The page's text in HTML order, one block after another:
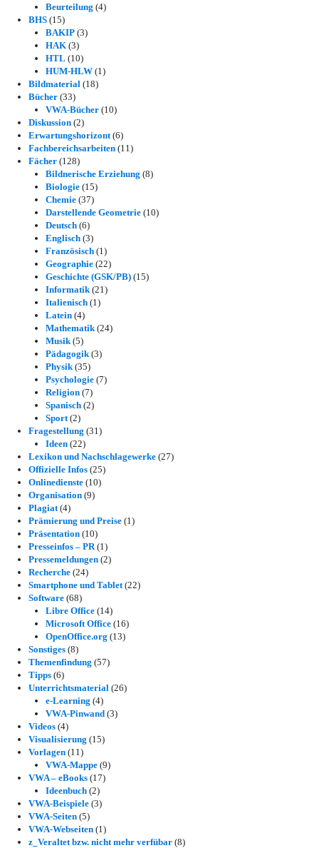
Beurteilung (4)
BHS (15)
BAKIP (3)
HAK (3)
HTL (10)
HUM-HLW (1)
Bildmaterial (18)
Bücher (33)
VWA-Bücher (10)
Diskussion (2)
Erwartungshorizont(6)
Fachbereichsarbeiten (11)
Fächer (128)
Bildnerische Erziehung (8)
Biologie (15)
Chemie (37)
Darstellende Geometrie (10)
Deutsch (6)
Englisch (3)
Französisch (1)
Geographie (22)
Geschichte (GSK/PB) (15)
Informatik(21)
Italienisch (1)
Latein (4)
Mathematik(24)
Musik(5)
Pädagogik(3)
Physik(35)
Psychologie (7)
Religion (7)
Spanisch (2)
Sport(2)
Fragestellung (31)
Ideen (22)
Lexikon und Nachschlagewerke (27)
Offizielle Infos (25)
Onlinedienste (10)
Organisation (9)
Plagiat(4)
Prämierung und Preise (1)
Präsentation (10)
Presseinfos – PR(1)
Pressemeldungen (2)
Recherche (24)
Smartphone und Tablet(22)
Software (68)
Libre Office (14)
Microsoft Office (16)
OpenOffice.org (13)
Sonstiges (8)
Themenfindung (57)
Tipps (6)
Unterrichtsmaterial (26)
e-Learning (4)
VWA-Pinwand (3)
Videos (4)
Visualisierung (15)
Vorlagen (11)
VWA-Mappe (9)
VWA – eBooks (17)
Ideenbuch (2)
VWA-Beispiele (3)
VWA-Seiten (5)
VWA-Webseiten (1)
z_Veraltet bzw. nicht mehr verfübar (8)